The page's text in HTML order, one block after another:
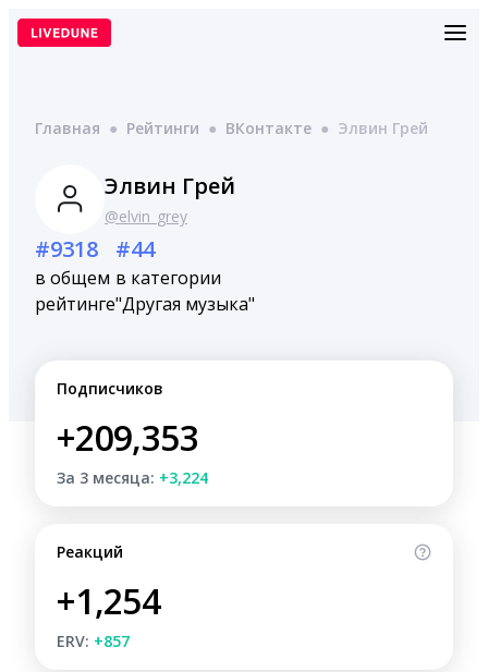
Перейти
Главная ● Рейтинги ● ВКонтакте ● Элвин Грей
Элвин Грей
@elvin_grey
#9318
в общем
рейтинге
#44
в категории
"Другая музыка"
Подписчиков
+209,353
За 3 месяца: +3,224
Реакций
+1,254
ERV: +857